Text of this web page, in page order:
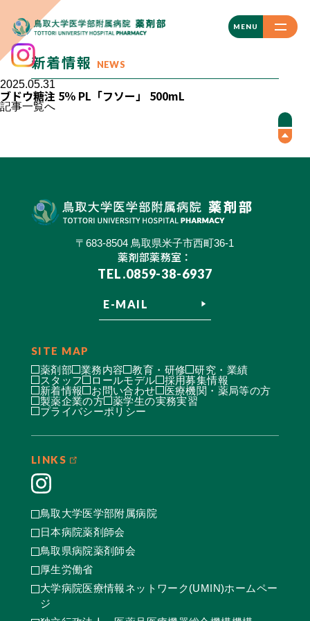
MENU
CLOSE
新着情報 NEWS
2025.05.31
ブドウ糖注 5％ PL「フソー」 500mL
記事一覧へ
〒683-8504 鳥取県米子市西町36-1
薬剤部薬務室：
TEL.0859-38-6937
E-MAIL
SITE MAP
薬剤部 業務内容 教育・研修
研究・業績
スタッフ
ロールモデル
採用募集情報
新着情報
お問い合わせ
医療機関・薬局等の方
製薬企業の方
薬学生の実務実習
プライバシーポリシー
LINKS
鳥取大学医学部附属病院
日本病院薬剤師会
鳥取県病院薬剤師会
厚生労働省
大学病院医療情報ネットワーク(UMIN)ホームペー
ジ